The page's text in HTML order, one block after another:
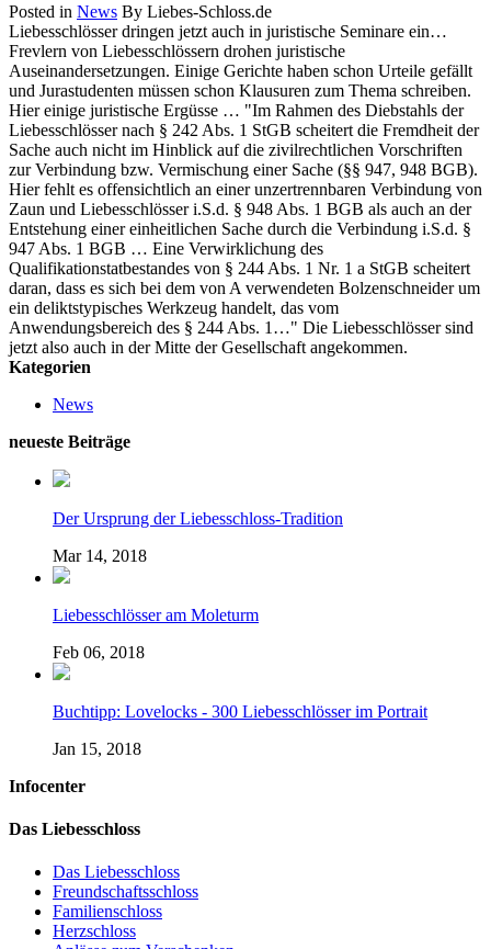
Posted in News By Liebes-Schloss.de
Liebesschlösser dringen jetzt auch in juristische Seminare ein…
Frevlern von Liebesschlössern drohen juristische
Auseinandersetzungen. Einige Gerichte haben schon Urteile gefällt
und Jurastudenten müssen schon Klausuren zum Thema schreiben.
Hier einige juristische Ergüsse … "Im Rahmen des Diebstahls der
Liebesschlösser nach § 242 Abs. 1 StGB scheitert die Fremdheit der
Sache auch nicht im Hinblick auf die zivilrechtlichen Vorschriften
zur Verbindung bzw. Vermischung einer Sache (§§ 947, 948 BGB).
Hier fehlt es offensichtlich an einer unzertrennbaren Verbindung von
Zaun und Liebesschlösser i.S.d. § 948 Abs. 1 BGB als auch an der
Entstehung einer einheitlichen Sache durch die Verbindung i.S.d. §
947 Abs. 1 BGB … Eine Verwirklichung des
Qualifikationstatbestandes von § 244 Abs. 1 Nr. 1 a StGB scheitert
daran, dass es sich bei dem von A verwendeten Bolzenschneider um
ein deliktstypisches Werkzeug handelt, das vom
Anwendungsbereich des § 244 Abs. 1…" Die Liebesschlösser sind
jetzt also auch in der Mitte der Gesellschaft angekommen.
Kategorien
News
neueste Beiträge
Der Ursprung der Liebesschloss-Tradition
Mar 14, 2018
Liebesschlösser am Moleturm
Feb 06, 2018
Buchtipp: Lovelocks - 300 Liebesschlösser im Portrait
Jan 15, 2018
Infocenter
Das Liebesschloss
Das Liebesschloss
Freundschaftsschloss
Familienschloss
Herzschloss